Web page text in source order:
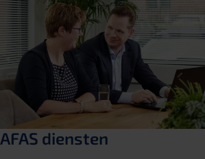
AFAS diensten